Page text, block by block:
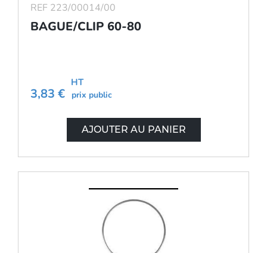
REF 223/00014/00
BAGUE/CLIP 60-80
3,83 €
HT
prix public
AJOUTER AU PANIER